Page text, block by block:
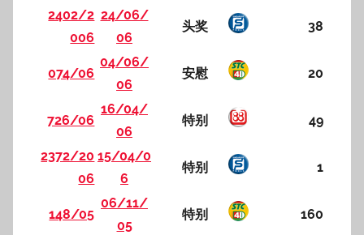
2402/2
006
24/06/
06
头奖 38
074/06
04/06/
06
安慰 20
726/06
16/04/
06
特别 49
2372/20
06
15/04/0
6
特别 1
148/05
06/11/
05
特别 160